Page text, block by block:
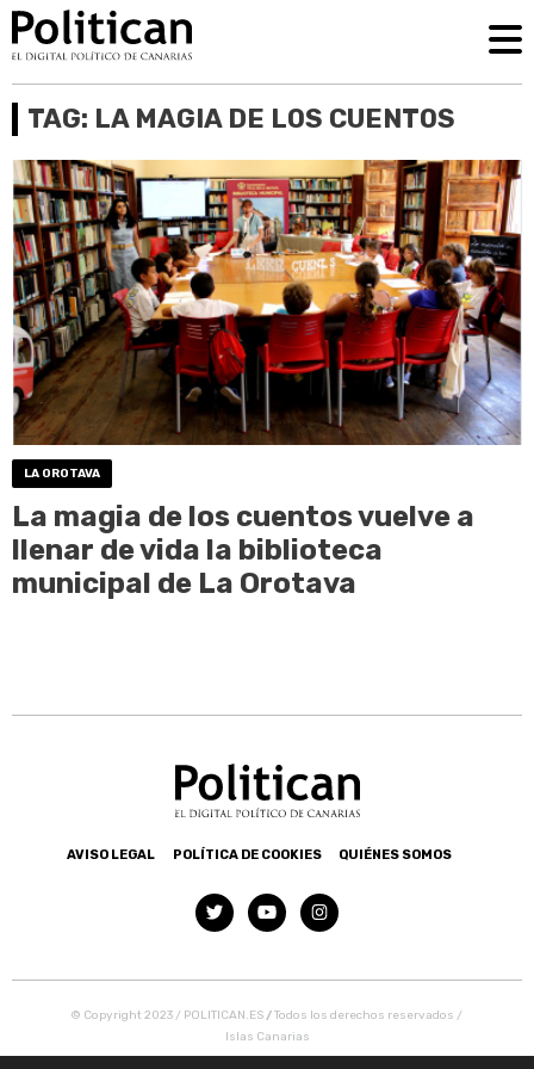
TAG: LA MAGIA DE LOS CUENTOS
LA OROTAVA
La magia de los cuentos vuelve a
llenar de vida la biblioteca
municipal de La Orotava
AVISO LEGAL POLÍTICA DE COOKIES QUIÉNES SOMOS
© Copyright 2023 / POLITICAN.ES /Todos los derechos reservados /
Islas Canarias